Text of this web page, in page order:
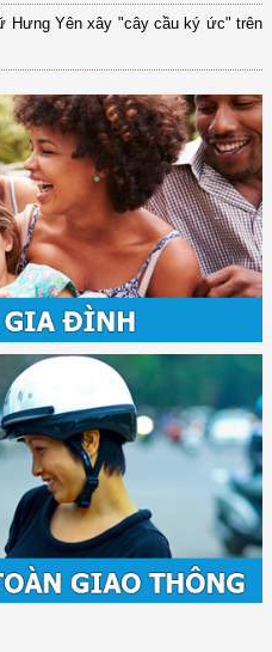
Hưng Yên xây "cây cầu ký ức" trên